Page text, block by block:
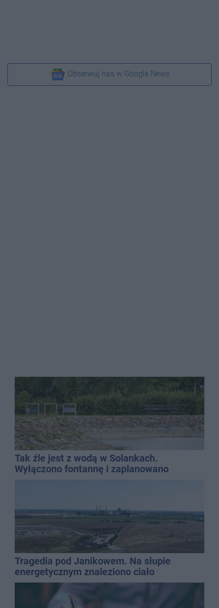
Obserwuj nas w Google News
Tak źle jest z wodą w Solankach.
Wyłączono fontannę i zaplanowano
Tragedia pod Janikowem. Na słupie
energetycznym znaleziono ciało
mężczyzny